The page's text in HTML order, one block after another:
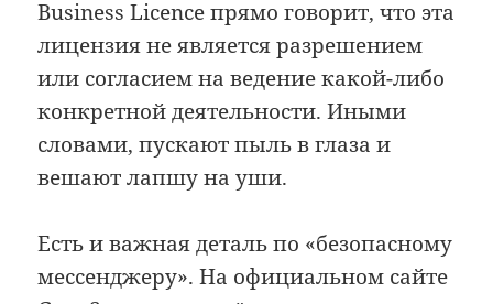
Business Licence прямо говорит, что эта
лицензия не является разрешением
или согласием на ведение какой-либо
конкретной деятельности. Иными
словами, пускают пыль в глаза и
вешают лапшу на уши.
Есть и важная деталь по «безопасному
мессенджеру». На официальном сайте